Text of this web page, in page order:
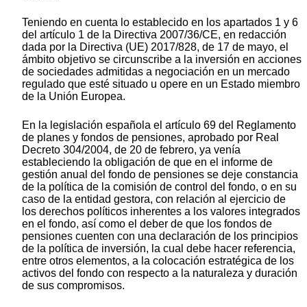
Teniendo en cuenta lo establecido en los apartados 1 y 6
del artículo 1 de la Directiva 2007/36/CE, en redacción
dada por la Directiva (UE) 2017/828, de 17 de mayo, el
ámbito objetivo se circunscribe a la inversión en acciones
de sociedades admitidas a negociación en un mercado
regulado que esté situado u opere en un Estado miembro
de la Unión Europea.
En la legislación española el artículo 69 del Reglamento
de planes y fondos de pensiones, aprobado por Real
Decreto 304/2004, de 20 de febrero, ya venía
estableciendo la obligación de que en el informe de
gestión anual del fondo de pensiones se deje constancia
de la política de la comisión de control del fondo, o en su
caso de la entidad gestora, con relación al ejercicio de
los derechos políticos inherentes a los valores integrados
en el fondo, así como el deber de que los fondos de
pensiones cuenten con una declaración de los principios
de la política de inversión, la cual debe hacer referencia,
entre otros elementos, a la colocación estratégica de los
activos del fondo con respecto a la naturaleza y duración
de sus compromisos.